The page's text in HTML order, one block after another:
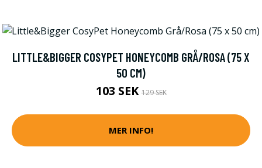
LITTLE&BIGGER COSYPET HONEYCOMB GRÅ/ROSA (75 X
50 CM)
103 SEK129 SEK
MER INFO!